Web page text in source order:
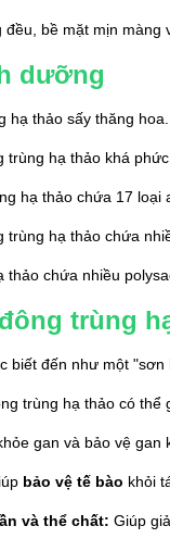
bề mặt mịn màng
dưỡng
hạ thảo sấy thăng hoa.
hạ thảo khá
hạ thảo chứa 17 loại
trùng hạ thảo chứa
thảo chứa nhiều
trùng
biết đến như một
trùng hạ thảo có thể
gan và bảo vệ
bảo vệ tế bào khỏi
và thể chất: Giúp